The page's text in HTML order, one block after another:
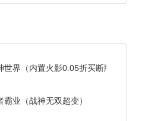
世界（内置火影0.05折买断版）
霸业（战神无双超变）